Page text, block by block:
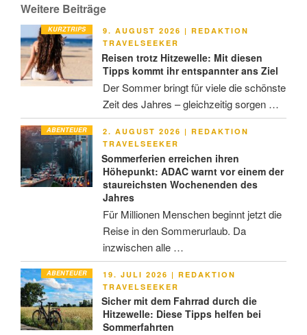
Weitere Beiträge
KURZTRIPS
VERÖFFENTLICHT
AM
9. AUGUST 2026 | REDAKTION
TRAVELSEEKER
Reisen trotz Hitzewelle: Mit diesen
Tipps kommt ihr entspannter ans Ziel
Der Sommer bringt für viele die schönste
Zeit des Jahres – gleichzeitig sorgen …
ABENTEUER
VERÖFFENTLICHT
AM
2. AUGUST 2026 | REDAKTION
TRAVELSEEKER
Sommerferien erreichen ihren
Höhepunkt: ADAC warnt vor einem der
staureichsten Wochenenden des
Jahres
Für Millionen Menschen beginnt jetzt die
Reise in den Sommerurlaub. Da
inzwischen alle …
ABENTEUER
VERÖFFENTLICHT
AM
19. JULI 2026 | REDAKTION
TRAVELSEEKER
Sicher mit dem Fahrrad durch die
Hitzewelle: Diese Tipps helfen bei
Sommerfahrten